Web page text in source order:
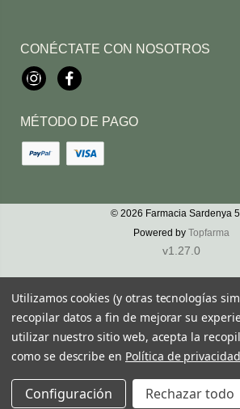
CONÉCTATE CON NOSOTROS
InstagramFacebook
MÉTODO DE PAGO
© 2026 Farmacia Sardenya
Powered by Topfarma
v1.27.0
Utilizamos cookies (y otras tecnologías
recopilar datos a fin de mejorar su
utilizar nuestro sitio web, acepta la
como se describe en Política de privacidad
Configuración Rechazar todo